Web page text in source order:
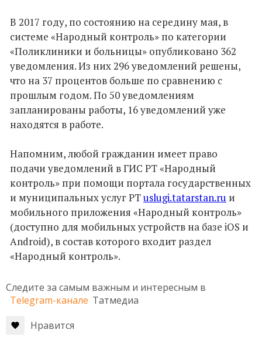
В 2017 году, по состоянию на середину мая, в
системе «Народный контроль» по категории
«Поликлиники и больницы» опубликовано 362
уведомления. Из них 296 уведомлений решены,
что на 37 процентов больше по сравнению с
прошлым годом. По 50 уведомлениям
запланированы работы, 16 уведомлений уже
находятся в работе.
Напомним, любой гражданин имеет право
подачи уведомлений в ГИС РТ «Народный
контроль» при помощи портала государственных
и муниципальных услуг РТuslugi.tatarstan.ru и
мобильного приложения «Народный контроль»
(доступно для мобильных устройств на базе iOS и
Android), в состав которого входит раздел
«Народный контроль».
Следите за самым важным и интересным в
Telegram-канале Татмедиа
Нравится